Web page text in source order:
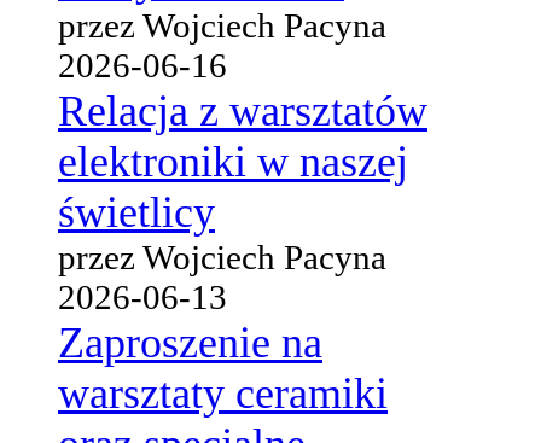
przez Wojciech Pacyna
2026-06-16
Relacja z warsztatów
elektroniki w naszej
świetlicy
przez Wojciech Pacyna
2026-06-13
Zaproszenie na
warsztaty ceramiki